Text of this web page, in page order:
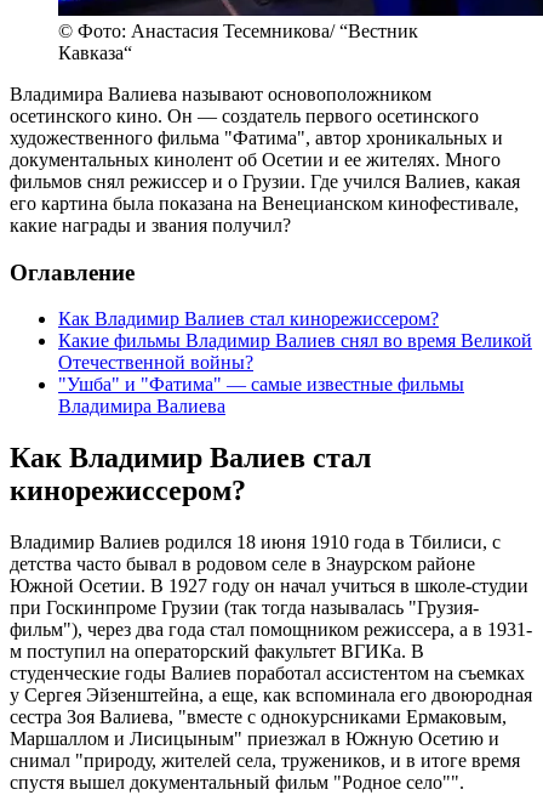
© Фото: Анастасия Тесемникова/ “Вестник
Кавказа“
Владимира Валиева называют основоположником
осетинского кино. Он — создатель первого осетинского
художественного фильма "Фатима", автор хроникальных и
документальных кинолент об Осетии и ее жителях. Много
фильмов снял режиссер и о Грузии. Где учился Валиев, какая
его картина была показана на Венецианском кинофестивале,
какие награды и звания получил?
Оглавление
Как Владимир Валиев стал кинорежиссером?
Какие фильмы Владимир Валиев снял во время Великой
Отечественной войны?
"Ушба" и "Фатима" — самые известные фильмы
Владимира Валиева
Как Владимир Валиев стал
кинорежиссером?
Владимир Валиев родился 18 июня 1910 года в Тбилиси, с
детства часто бывал в родовом селе в Знаурском районе
Южной Осетии. В 1927 году он начал учиться в школе-студии
при Госкинпроме Грузии (так тогда называлась "Грузия-
фильм"), через два года стал помощником режиссера, а в 1931-
м поступил на операторский факультет ВГИКа. В
студенческие годы Валиев поработал ассистентом на съемках
у Сергея Эйзенштейна, а еще, как вспоминала его двоюродная
сестра Зоя Валиева, "вместе с однокурсниками Ермаковым,
Маршаллом и Лисицыным" приезжал в Южную Осетию и
снимал "природу, жителей села, тружеников, и в итоге время
спустя вышел документальный фильм "Родное село"".